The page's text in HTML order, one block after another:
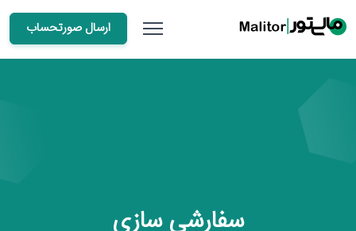
ارسال صورتحساب
سفارشی سازی